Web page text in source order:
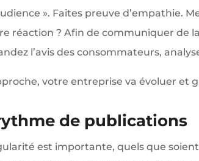
». Faites preuve d’empathie.
réaction ? Afin de communiquer de
l’avis des consommateurs,
votre entreprise va évoluer et
de publications
est importante, quels que